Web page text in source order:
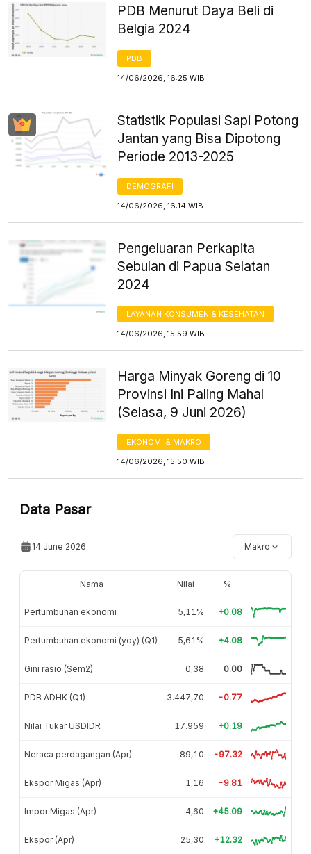
PDB Menurut Daya Beli di
Belgia 2024
PDB
14/06/2026, 16:25 WIB
Statistik Populasi Sapi Potong
Jantan yang Bisa Dipotong
Periode 2013-2025
DEMOGRAFI
14/06/2026, 16:14 WIB
Pengeluaran Perkapita
Sebulan di Papua Selatan
2024
LAYANAN KONSUMEN & KESEHATAN
14/06/2026, 15:59 WIB
Harga Minyak Goreng di 10
Provinsi Ini Paling Mahal
(Selasa, 9 Juni 2026)
EKONOMI & MAKRO
14/06/2026, 15:50 WIB
Data Pasar
14 June 2026 Makro
Nama Nilai %
Pertumbuhan ekonomi 5,11% +0.08
Pertumbuhan ekonomi (yoy) (Q1) 5,61% +4.08
Gini rasio (Sem2) 0,38 0.00
PDB ADHK (Q1) 3.447,70 -0.77
Nilai Tukar USDIDR 17.959 +0.19
Neraca perdagangan (Apr) 89,10 -97.32
Ekspor Migas (Apr) 1,16 -9.81
Impor Migas (Apr) 4,60 +45.09
Ekspor (Apr) 25,30 +12.32